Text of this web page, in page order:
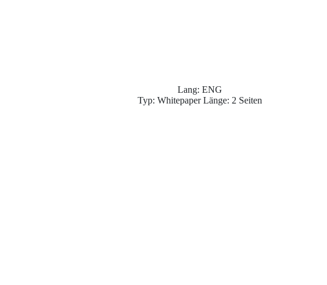
Lang: ENG
Typ: Whitepaper Länge: 2 Seiten